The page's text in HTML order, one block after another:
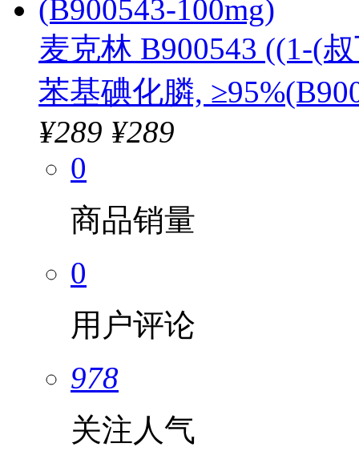
麦克林 B900543 ((1-(
苯基碘化膦,
¥289 ¥289
0
商品销量
0
用户评论
978
关注人气